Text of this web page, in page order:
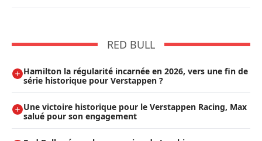
RED BULL
Hamilton la régularité incarnée en 2026, vers une fin de
série historique pour Verstappen ?
Une victoire historique pour le Verstappen Racing, Max
salué pour son engagement